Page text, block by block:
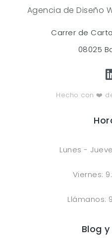
Agencia de Diseño
Carrer de
08025
Hecho con ❤️
Lunes -
Viernes:
Llámanos:
Blog